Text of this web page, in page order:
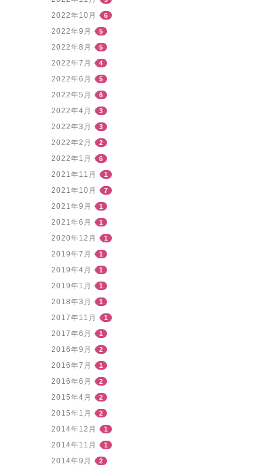
2022年10月 6
2022年9月 5
2022年8月 5
2022年7月 4
2022年6月 5
2022年5月 6
2022年4月 3
2022年3月 3
2022年2月 2
2022年1月 6
2021年11月 1
2021年10月 7
2021年9月 1
2021年6月 1
2020年12月 1
2019年7月 1
2019年4月 1
2019年1月 1
2018年3月 1
2017年11月 1
2017年6月 1
2016年9月 2
2016年7月 1
2016年6月 2
2015年4月 2
2015年1月 2
2014年12月 1
2014年11月 1
2014年9月 2